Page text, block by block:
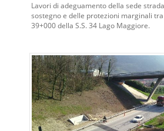
Lavori di adeguamento della sede
sostegno e delle protezioni marginali
39+000 della S.S. 34 Lago Maggiore.